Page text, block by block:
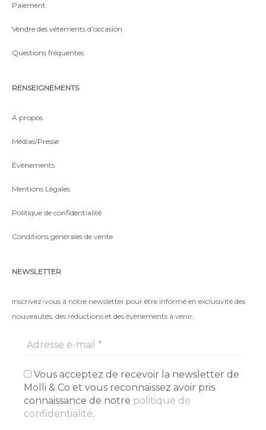
Paiement
Vendre des vêtements d’occasion
Questions fréquentes
RENSEIGNEMENTS
A propos
Médias/Presse
Évènements
Mentions Légales
Politique de confidentialité
Conditions générales de vente
NEWSLETTER
Inscrivez-vous à notre newsletter pour être informé en exclusivité des
nouveautés, des réductions et des évènements à venir.
Vous acceptez de recevoir la newsletter de
Molli & Co et vous reconnaissez avoir pris
connaissance de notre politique de
confidentialité.